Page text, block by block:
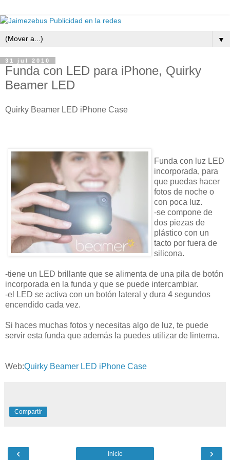
▼
31 jul 2010
Funda con LED para iPhone, Quirky
Beamer LED
Quirky Beamer LED iPhone Case
Funda con luz LED
incorporada, para
que puedas hacer
fotos de noche o
con poca luz.
-se compone de
dos piezas de
plástico con un
tacto por fuera de
silicona.
-tiene un LED brillante que se alimenta de una pila de botón
incorporada en la funda y que se puede intercambiar.
-el LED se activa con un botón lateral y dura 4 segundos
encendido cada vez.
Si haces muchas fotos y necesitas algo de luz, te puede
servir esta funda que además la puedes utilizar de linterna.
Web:Quirky Beamer LED iPhone Case
Compartir
‹ ›
Inicio